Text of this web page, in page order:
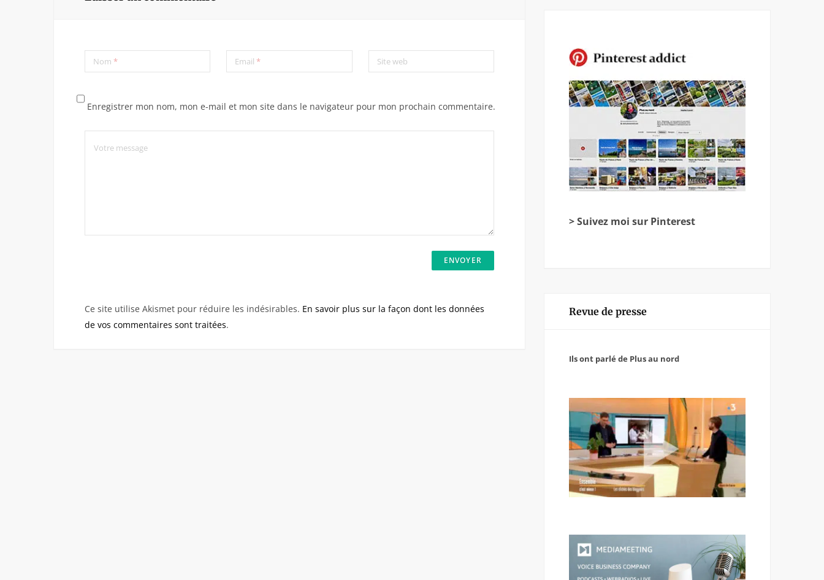
Nom * Email* Site web
Enregistrer mon nom, mon e-mail et mon site dans le navigateur pour mon prochain commentaire.
Ce site utilise Akismet pour réduire les indésirables. En savoir plus sur la façon dont les données
de vos commentaires sont traitées.
> Suivez moi sur Pinterest
Revue de presse
Ils ont parlé de Plus au nord